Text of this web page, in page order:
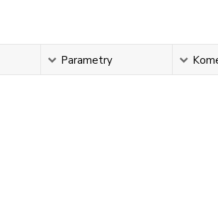
Parametry